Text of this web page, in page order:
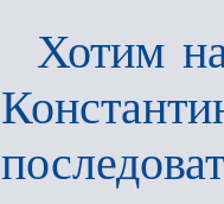
Хотим